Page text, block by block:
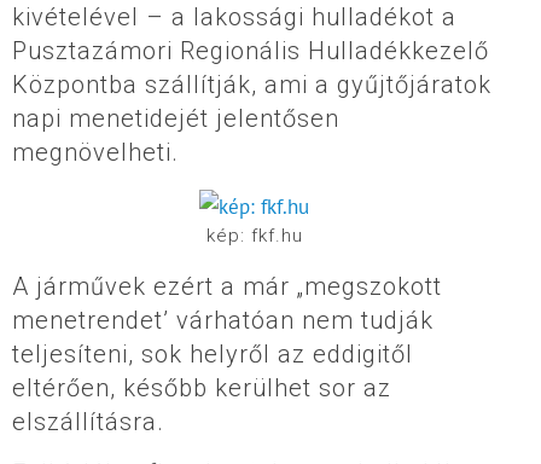
kivételével – a lakossági hulladékot a
Pusztazámori Regionális Hulladékkezelő
Központba szállítják, ami a gyűjtőjáratok
napi menetidejét jelentősen
megnövelheti.
kép: fkf.hu
A járművek ezért a már „megszokott
menetrendet’ várhatóan nem tudják
teljesíteni, sok helyről az eddigitől
eltérően, később kerülhet sor az
elszállításra.